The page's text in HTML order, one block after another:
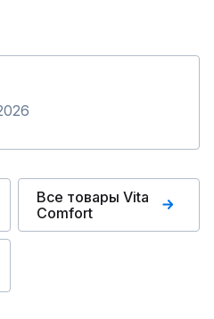
Все товары Vita
Comfort